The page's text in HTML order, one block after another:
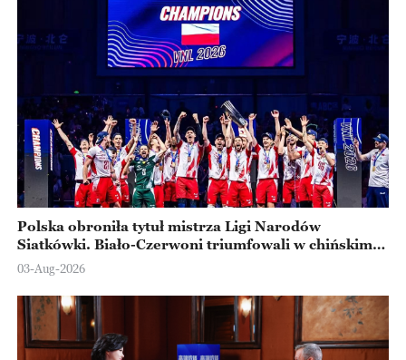
Polska obroniła tytuł mistrza Ligi Narodów
Siatkówki. Biało-Czerwoni triumfowali w chińskim
Ningbo
03-Aug-2026